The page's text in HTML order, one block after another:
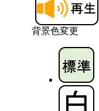
背景色変更